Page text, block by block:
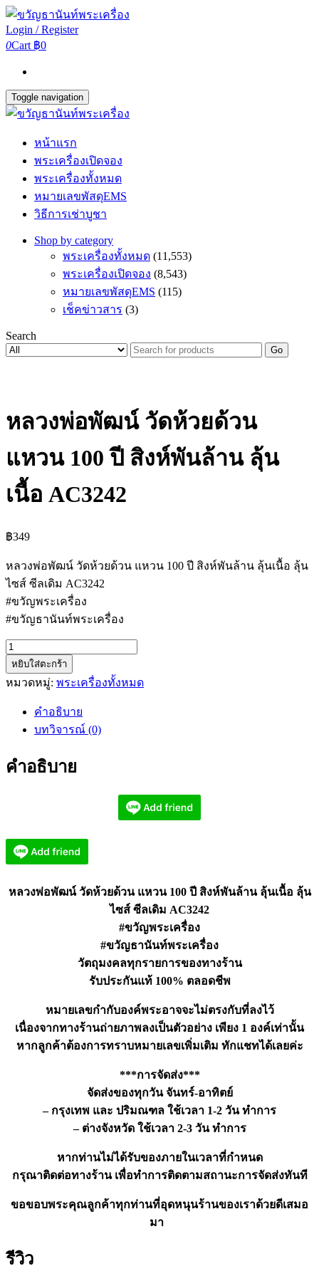
Login / Register
0Cart ฿0
Toggle navigation
หน้าแรก
พระเครื่องเปิดจอง
พระเครื่องทั้งหมด
หมายเลขพัสดุEMS
วิธีการเช่าบูชา
Shop by category
พระเครื่องทั้งหมด (11,553)
พระเครื่องเปิดจอง (8,543)
หมายเลขพัสดุEMS (115)
เช็คข่าวสาร (3)
Search
Go
หลวงพ่อพัฒน์ วัดห้วยด้วน
แหวน 100 ปี สิงห์พันล้าน ลุ้น
เนื้อ AC3242
฿349
หลวงพ่อพัฒน์ วัดห้วยด้วน แหวน 100 ปี สิงห์พันล้าน ลุ้นเนื้อ ลุ้น
ไซส์ ซีลเดิม AC3242
#ขวัญพระเครื่อง
#ขวัญธานันท์พระเครื่อง
จำนวน
หลวง
พ่อ
แหวน
พัน
ล้าน
เนื้อ
หยิบใส่ตะกร้า
หมวดหมู่: พระเครื่องทั้งหมด
คำอธิบาย
บทวิจารณ์ (0)
คำอธิบาย
หลวงพ่อพัฒน์ วัดห้วยด้วน แหวน 100 ปี สิงห์พันล้าน ลุ้นเนื้อ ลุ้น
ไซส์ ซีลเดิม AC3242
#ขวัญพระเครื่อง
#ขวัญธานันท์พระเครื่อง
วัตถุมงคลทุกรายการของทางร้าน
รับประกันแท้ 100% ตลอดชีพ
หมายเลขกำกับองค์พระอาจจะไม่ตรงกับที่ลงไว้
เนื่องจากทางร้านถ่ายภาพลงเป็นตัวอย่าง เพียง 1 องค์เท่านั้น
หากลูกค้าต้องการทราบหมายเลขเพิ่มเติม ทักแชทได้เลยค่ะ
***การจัดส่ง***
จัดส่งของทุกวัน จันทร์-อาทิตย์
– กรุงเทพ และ ปริมณฑล ใช้เวลา 1-2 วัน ทำการ
– ต่างจังหวัด ใช้เวลา 2-3 วัน ทำการ
หากท่านไม่ได้รับของภายในเวลาที่กำหนด
กรุณาติดต่อทางร้าน เพื่อทำการติดตามสถานะการจัดส่งทันที
ขอขอบพระคุณลูกค้าทุกท่านที่อุดหนุนร้านของเราด้วยดีเสมอ
มา
รีวิว